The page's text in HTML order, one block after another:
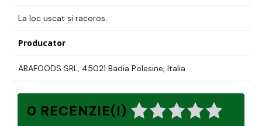
La loc uscat si racoros.
Producator
ABAFOODS SRL, 45021 Badia Polesine, Italia
0 RECENZIE(I)